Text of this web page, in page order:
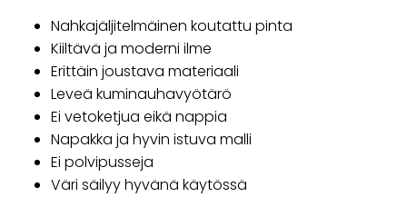
Nahkajäljitelmäinen koutattu pinta
Kiiltävä ja moderni ilme
Erittäin joustava materiaali
Leveä kuminauhavyötärö
Ei vetoketjua eikä nappia
Napakka ja hyvin istuva malli
Ei polvipusseja
Väri säilyy hyvänä käytössä